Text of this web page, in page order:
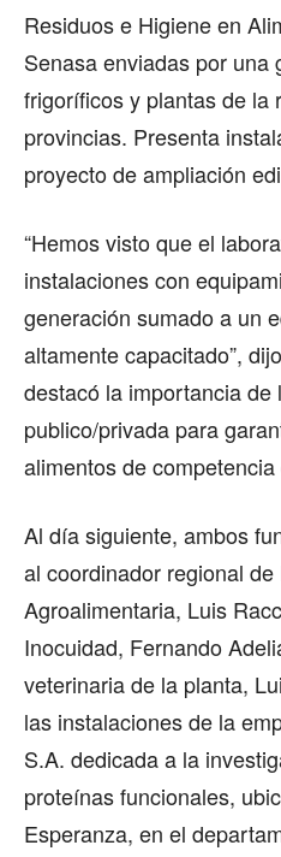
Residuos e Higiene en
Senasa enviadas por una
frigoríficos y plantas de la
provincias. Presenta
proyecto de ampliación
“Hemos visto que el
instalaciones con
generación sumado a un
altamente capacitado”,
destacó la importancia de
publico/privada para
alimentos de competencia
Al día siguiente, ambos
al coordinador regional
Agroalimentaria, Luis
Inocuidad, Fernando
veterinaria de la planta,
las instalaciones de la
S.A. dedicada a la
proteínas funcionales,
Esperanza, en el